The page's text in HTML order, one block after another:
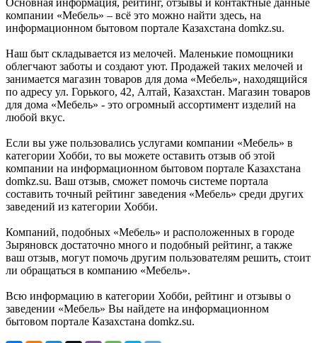
Основная информация, рейтинг, отзывы и контактные данные
компании «Мебель» – всё это можно найти здесь, на
информационном бытовом портале Казахстана domkz.su.
Наш быт складывается из мелочей. Маленькие помощники
облегчают заботы и создают уют. Продажей таких мелочей и
занимается магазин товаров для дома «Мебель», находящийся
по адресу ул. Горького, 42, Алтай, Казахстан. Магазин товаров
для дома «Мебель» - это огромный ассортимент изделий на
любой вкус.
Если вы уже пользовались услугами компании «Мебель» в
категории Хобби, то вы можете оставить отзыв об этой
компании на информационном бытовом портале Казахстана
domkz.su. Ваш отзыв, сможет помочь системе портала
составить точный рейтинг заведения «Мебель» среди других
заведений из категории Хобби.
Компаний, подобных «Мебель» и расположенных в городе
Зыряновск достаточно много и подобный рейтинг, а также
ваш отзыв, могут помочь другим пользователям решить, стоит
ли обращаться в компанию «Мебель».
Всю информацию в категории Хобби, рейтинг и отзывы о
заведении «Мебель» Вы найдете на информационном
бытовом портале Казахстана domkz.su.